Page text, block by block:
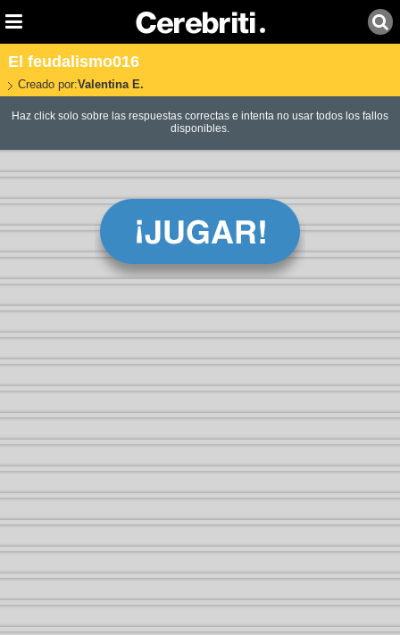
El feudalismo016
Creado por:Valentina E.
Haz click solo sobre las respuestas correctas e intenta no usar todos los fallos
disponibles.